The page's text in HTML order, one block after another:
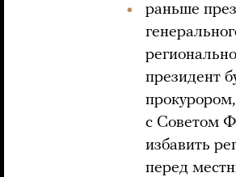
раньше
президент
с Советом
избавить
перед